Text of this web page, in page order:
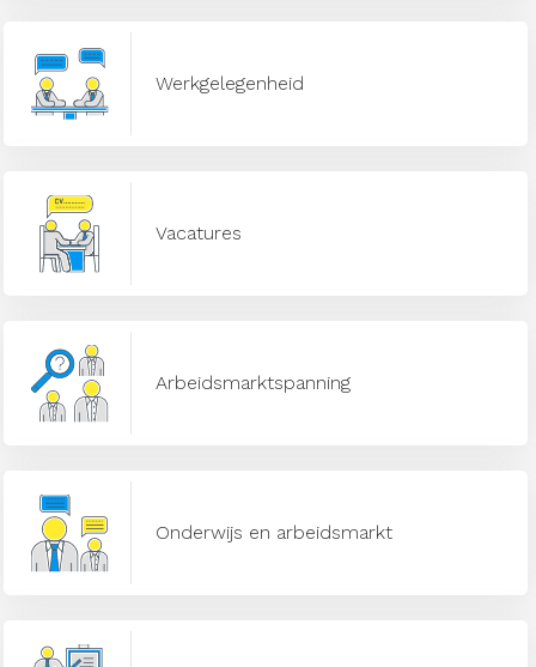
Werkgelegenheid
Vacatures
Arbeidsmarktspanning
Onderwijs en arbeidsmarkt